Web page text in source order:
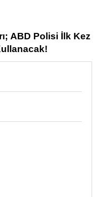
ABD Polisi İlk Kez